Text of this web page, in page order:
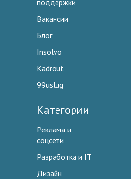
поддержки
Вакансии
Блог
Insolvo
Kadrout
99uslug
Категории
Реклама и
соцсети
Разработка и IT
Дизайн